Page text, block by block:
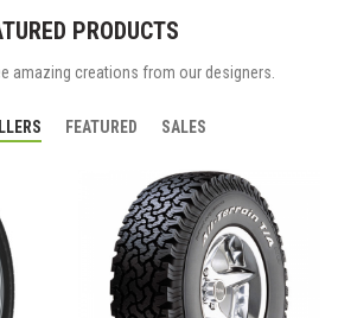
PRODUCTS
amazing creations from our designers.
FEATURED SALES